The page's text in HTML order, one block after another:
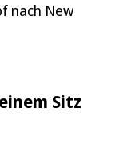
nach New
Sitz